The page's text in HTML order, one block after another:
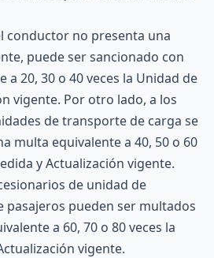
conductor no presenta una
puede ser sancionado con
a 20, 30 o 40 veces la Unidad de
vigente. Por otro lado, a los
de transporte de carga se
multa equivalente a 40, 50 o 60
y Actualización vigente.
de unidad de
pueden ser multados
a 60, 70 o 80 veces la
vigente.